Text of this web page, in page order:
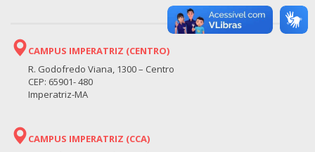
CAMPUS IMPERATRIZ (CENTRO)
R. Godofredo Viana, 1300 – Centro
CEP: 65901- 480
Imperatriz-MA
CAMPUS IMPERATRIZ (CCA)